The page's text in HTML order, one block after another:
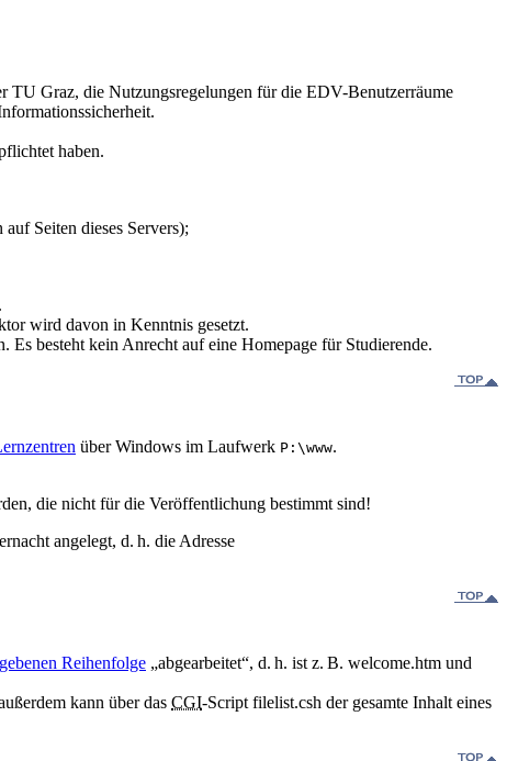
TU Graz, die Nutzungsregelungen für die EDV-Benutzerräume
haben.
Seiten dieses Servers);
wird davon in Kenntnis gesetzt.
Es besteht kein Anrecht auf eine Homepage für Studierende.
über Windows im Laufwerk P:\www.
die nicht für die Veröffentlichung bestimmt sind!
angelegt, d. h. die Adresse
Reihenfolge „abgearbeitet“, d. h. ist z. B. welcome.htm und
kann über das CGI-Script filelist.csh der gesamte Inhalt eines